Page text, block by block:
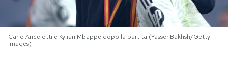
I MIEI PREFERITI
Carlo Ancelotti e Kylian Mbappé dopo la partita (Yasser Bakhsh/Getty
Images)